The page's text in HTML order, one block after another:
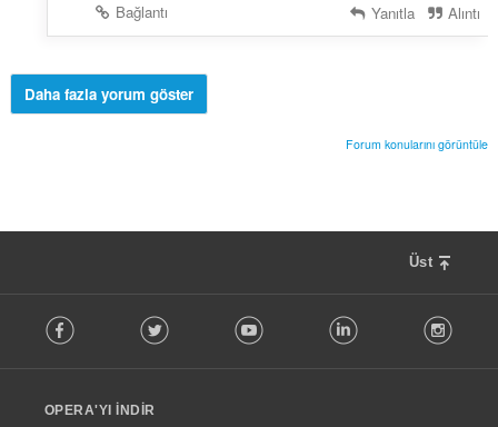
Bağlantı
Yanıtla Alıntı
Daha fazla yorum göster
Forum konularını görüntüle
Üst
o
w
Facebook Twitter Youtube LinkedIn
OPERA'YI İNDIR